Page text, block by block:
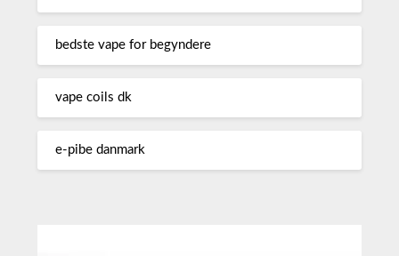
bedste vape for begyndere
vape coils dk
e-pibe danmark